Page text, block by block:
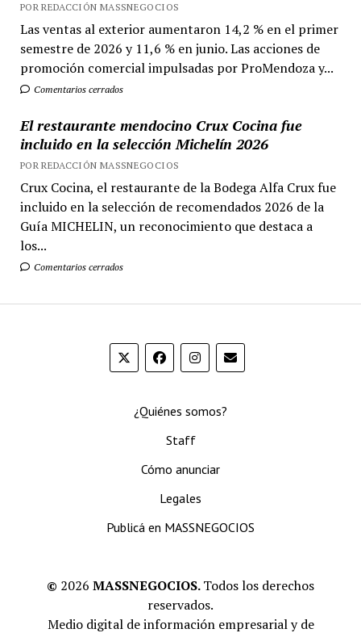
POR REDACCIÓN MASSNEGOCIOS
Las ventas al exterior aumentaron 14,2 % en el primer
semestre de 2026 y 11,6 % en junio. Las acciones de
promoción comercial impulsadas por ProMendoza y...
Comentarios cerrados
El restaurante mendocino Crux Cocina fue
incluido en la selección Michelín 2026
POR REDACCIÓN MASSNEGOCIOS
Crux Cocina, el restaurante de la Bodega Alfa Crux fue
incluido en la selección de recomendados 2026 de la
Guía MICHELIN, un reconocimiento que destaca a
los...
Comentarios cerrados
¿Quiénes somos?
Staff
Cómo anunciar
Legales
Publicá en MASSNEGOCIOS
© 2026 MASSNEGOCIOS.Todos los derechos
reservados.
Medio digital de información empresarial y de